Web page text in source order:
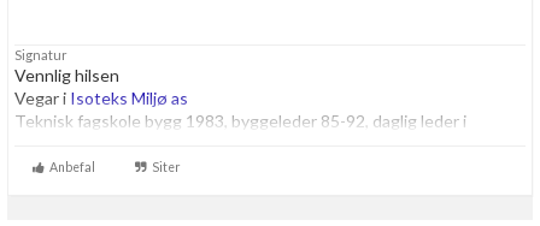
Signatur
Vennlig hilsen
Vegar i Isoteks Miljø as
Teknisk fagskole bygg 1983, byggeleder 85-92, daglig leder i
Spesialavfall i bygg, Isolering, og sugebiler som sugere ut flis, leire,
Anbefal Siter